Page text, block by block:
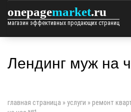
onepagemarket.ru
магазин эффективных продающих страниц
Лендинг муж на
главная страница » услуги » ремонт